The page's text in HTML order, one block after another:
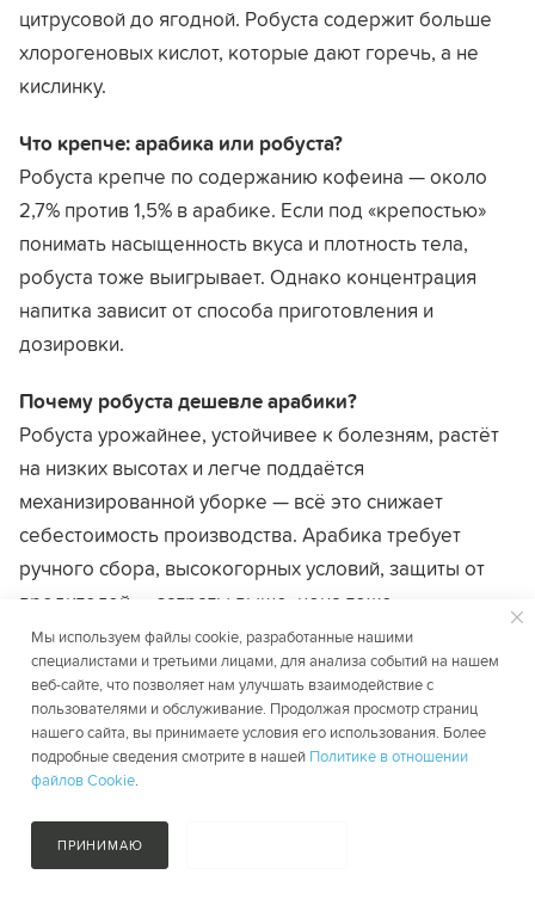
цитрусовой до ягодной. Робуста содержит больше
хлорогеновых кислот, которые дают горечь, а не
кислинку.
Что крепче: арабика или робуста?
Робуста крепче по содержанию кофеина — около
2,7% против 1,5% в арабике. Если под «крепостью»
понимать насыщенность вкуса и плотность тела,
робуста тоже выигрывает. Однако концентрация
напитка зависит от способа приготовления и
дозировки.
Почему робуста дешевле арабики?
Робуста урожайнее, устойчивее к болезням, растёт
на низких высотах и легче поддаётся
механизированной уборке — всё это снижает
себестоимость производства. Арабика требует
ручного сбора, высокогорных условий, защиты от
вредителей — затраты выше, цена тоже.
Где больше кофеина: в арабике или робусте?
В робусте содержание кофеина почти вдвое выше:
около 2,7% против 1,5% в арабике.
Что дешевле: арабика или робуста?
Робуста дешевле — на международном рынке цена
робусты в среднем в 1,5-2 раза ниже, чем арабики.
Мы используем файлы cookie, разработанные нашими
специалистами и третьими лицами, для анализа событий на нашем
веб-сайте, что позволяет нам улучшать взаимодействие с
пользователями и обслуживание. Продолжая просмотр страниц
нашего сайта, вы принимаете условия его использования. Более
подробные сведения смотрите в нашей Политике в отношении
файлов Cookie.
ПРИНИМАЮ